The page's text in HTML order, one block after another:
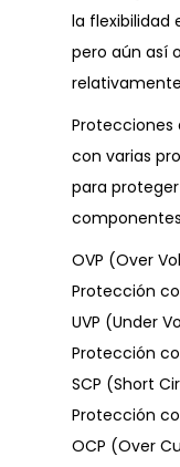
la flexibilidad
pero aún así
Protecciones
con varias
para
OVP (Over
Protección
UVP (Under
Protección
SCP (Short
Protección
OCP (Over